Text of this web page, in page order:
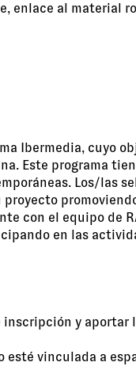
enlace al
Ibermedia, cuyo
Este programa
Los/las
con el equipo de
en las
inscripción y
vinculada a